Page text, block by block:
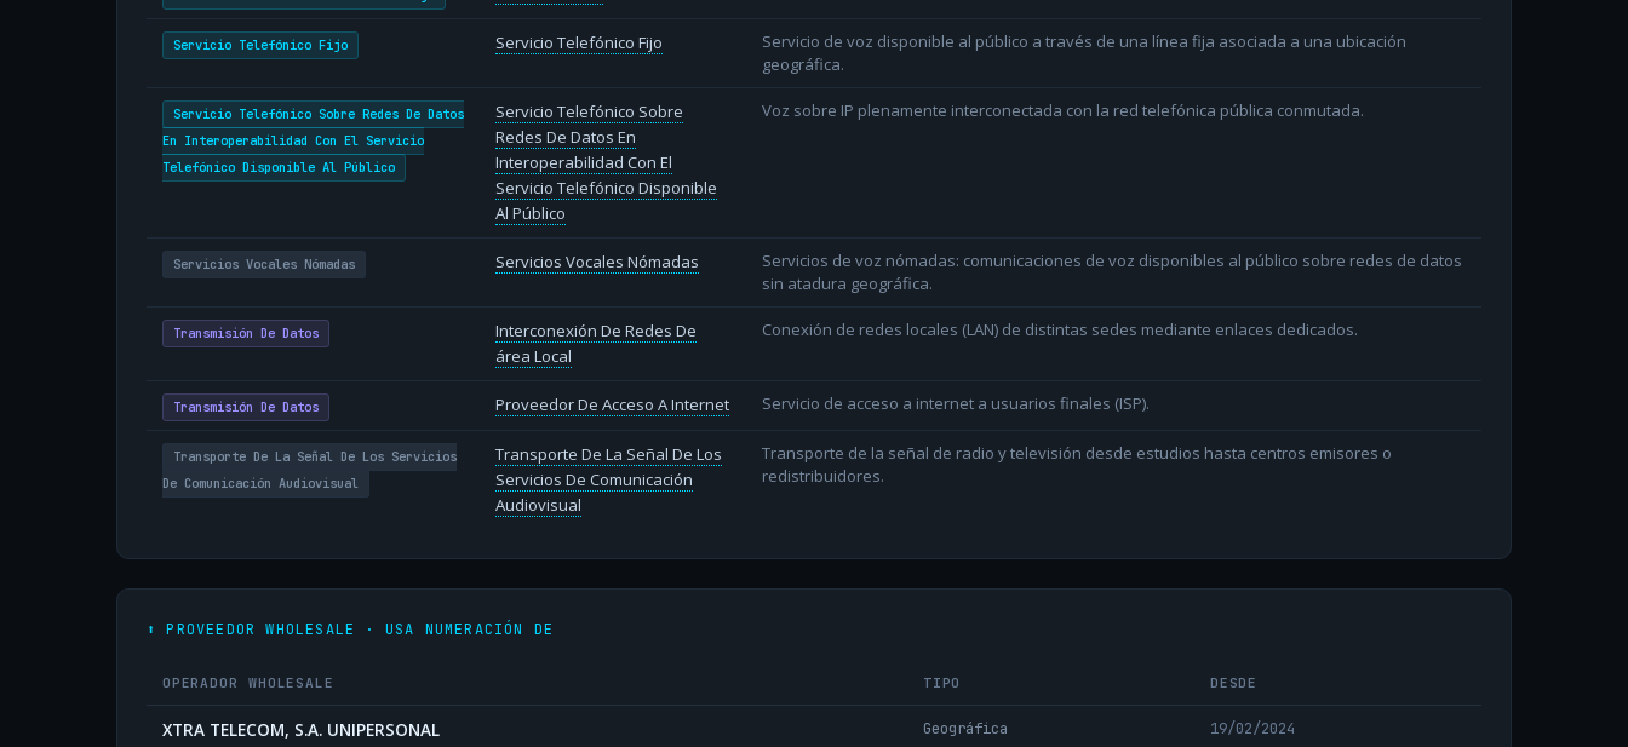
Servicio Telefónico Fijo Servicio Telefónico Fijo
Servicio de voz disponible al público a través de una línea fija asociada a una ubicación
geográfica.
Servicio Telefónico Sobre Redes De Datos
En Interoperabilidad Con El Servicio
Telefónico Disponible Al Público
Servicio Telefónico Sobre
Redes De Datos En
Interoperabilidad Con El
Servicio Telefónico Disponible
Al Público
Voz sobre IP plenamente interconectada con la red telefónica pública conmutada.
Servicios Vocales Nómadas Servicios Vocales Nómadas
Servicios de voz nómadas: comunicaciones de voz disponibles al público sobre redes de datos
sin atadura geográfica.
Transmisión De Datos
Interconexión De Redes De
área Local
Conexión de redes locales (LAN) de distintas sedes mediante enlaces dedicados.
Transmisión De Datos Proveedor De Acceso A Internet Servicio de acceso a internet a usuarios finales (ISP).
Transporte De La Señal De Los Servicios
De Comunicación Audiovisual
Transporte De La Señal De Los
Servicios De Comunicación
Audiovisual
Transporte de la señal de radio y televisión desde estudios hasta centros emisores o
redistribuidores.
⬆️ PROVEEDOR WHOLESALE · USA NUMERACIÓN DE
OPERADOR WHOLESALE TIPO DESDE
XTRA TELECOM, S.A. UNIPERSONAL Geográfica 19/02/2024